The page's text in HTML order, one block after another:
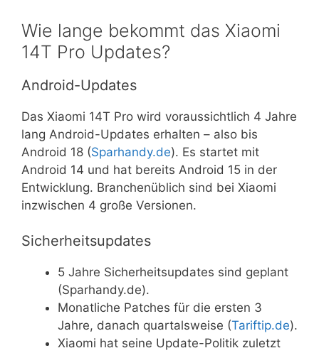
Wie lange bekommt das Xiaomi
14T Pro Updates?
Android-Updates
Das Xiaomi 14T Pro wird voraussichtlich 4 Jahre
lang Android-Updates erhalten – also bis
Android 18 (Sparhandy.de). Es startet mit
Android 14 und hat bereits Android 15 in der
Entwicklung. Branchenüblich sind bei Xiaomi
inzwischen 4 große Versionen.
Sicherheitsupdates
5 Jahre Sicherheitsupdates sind geplant
(Sparhandy.de).
Monatliche Patches für die ersten 3
Jahre, danach quartalsweise (Tariftip.de).
Xiaomi hat seine Update-Politik zuletzt